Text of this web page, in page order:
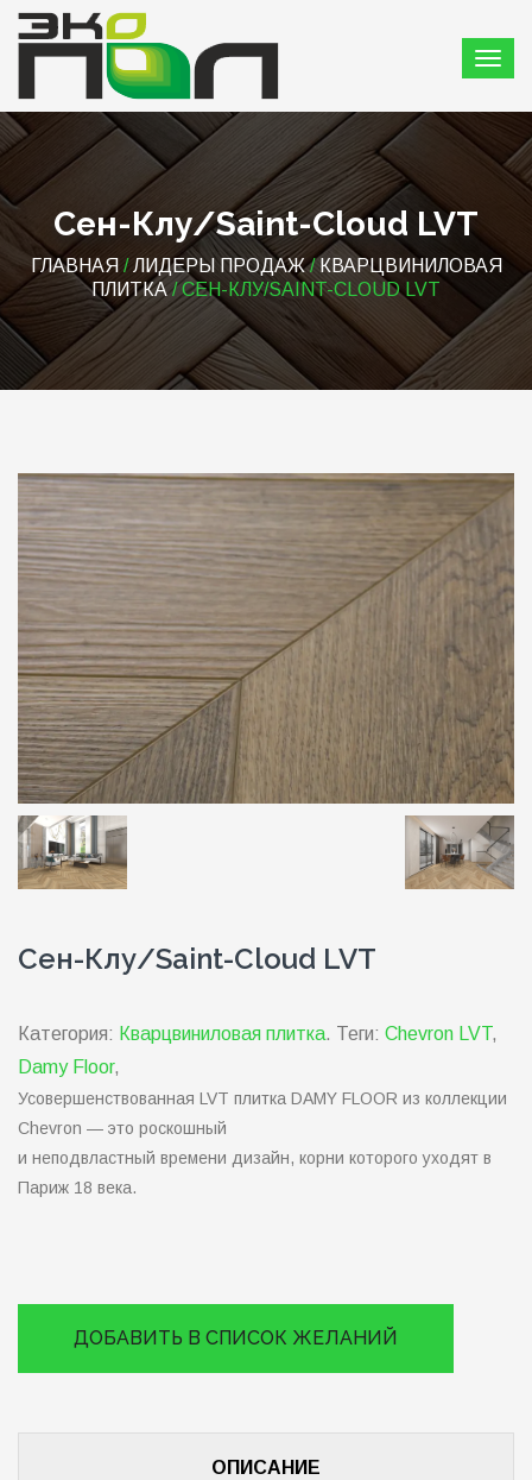
Сен-Клу/Saint-Cloud LVT
ГЛАВНАЯ /ЛИДЕРЫ ПРОДАЖ/ КВАРЦВИНИЛОВАЯ
ПЛИТКА/ СЕН-КЛУ/SAINT-CLOUD LVT
Сен-Клу/Saint-Cloud LVT
Категория: Кварцвиниловая плитка. Теги: Chevron LVT,
Damy Floor,
Усовершенствованная LVT плитка DAMY FLOOR из коллекции
Chevron — это роскошный
и неподвластный времени дизайн, корни которого уходят в
Париж 18 века.
ДОБАВИТЬ В СПИСОК ЖЕЛАНИЙ
ОПИСАНИЕ